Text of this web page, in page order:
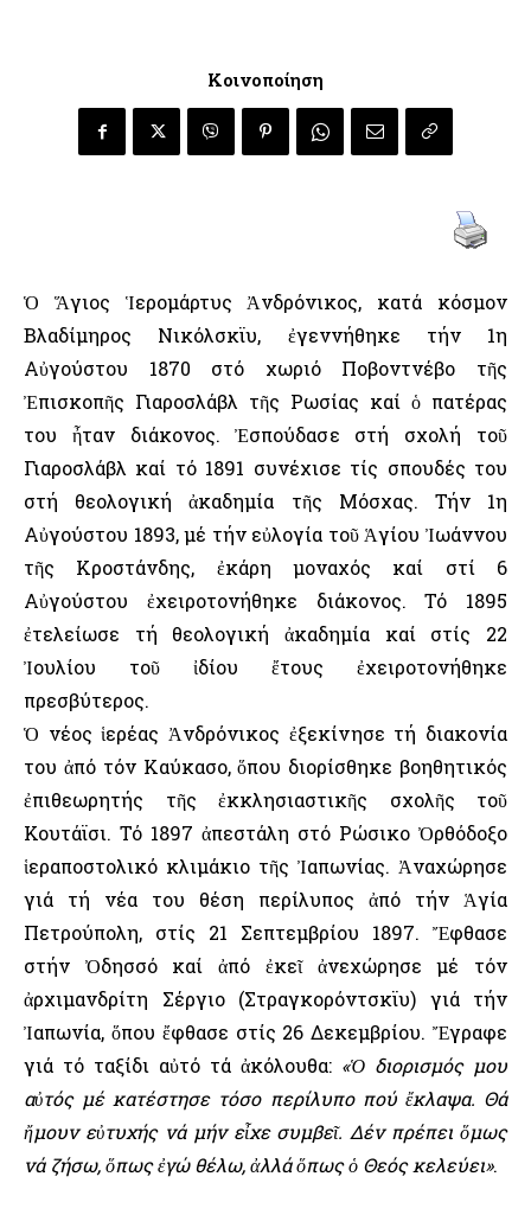
Κοινοποίηση
Ὁ Ἅγιος Ἱερομάρτυς Ἀνδρόνικος, κατά κόσμον
Βλαδίμηρος Νικόλσκϊυ, ἐγεννήθηκε τήν 1η
Αὐγούστου 1870 στό χωριό Ποβοντνέβο τῆς
Ἐπισκοπῆς Γιαροσλάβλ τῆς Ρωσίας καί ὁ πατέρας
του ἦταν διάκονος. Ἐσπούδασε στή σχολή τοῦ
Γιαροσλάβλ καί τό 1891 συνέχισε τίς σπουδές του
στή θεολογική ἀκαδημία τῆς Μόσχας. Τήν 1η
Αὐγούστου 1893, μέ τήν εὐλογία τοῦ Ἁγίου Ἰωάννου
τῆς Κροστάνδης, ἐκάρη μοναχός καί στί 6
Αὐγούστου ἐχειροτονήθηκε διάκονος. Τό 1895
ἐτελείωσε τή θεολογική ἀκαδημία καί στίς 22
Ἰουλίου τοῦ ἰδίου ἔτους ἐχειροτονήθηκε
πρεσβύτερος.
Ὁ νέος ἱερέας Ἀνδρόνικος ἐξεκίνησε τή διακονία
του ἀπό τόν Καύκασο, ὅπου διορίσθηκε βοηθητικός
ἐπιθεωρητής τῆς ἐκκλησιαστικῆς σχολῆς τοῦ
Κουτάϊσι. Τό 1897 ἀπεστάλη στό Ρώσικο Ὀρθόδοξο
ἱεραποστολικό κλιμάκιο τῆς Ἰαπωνίας. Ἀναχώρησε
γιά τή νέα του θέση περίλυπος ἀπό τήν Ἁγία
Πετρούπολη, στίς 21 Σεπτεμβρίου 1897. Ἔφθασε
στήν Ὀδησσό καί ἀπό ἐκεῖ ἀνεχώρησε μέ τόν
ἀρχιμανδρίτη Σέργιο (Στραγκορόντσκϊυ) γιά τήν
Ἰαπωνία, ὅπου ἔφθασε στίς 26 Δεκεμβρίου. Ἔγραφε
γιά τό ταξίδι αὐτό τά ἀκόλουθα: «Ὁ διορισμός μου
αὐτός μέ κατέστησε τόσο περίλυπο πού ἔκλαψα. Θά
ἤμουν εὐτυχής νά μήν εἶχε συμβεῖ. Δέν πρέπει ὅμως
νά ζήσω, ὅπως ἐγώ θέλω, ἀλλά ὅπως ὁ Θεός κελεύει».